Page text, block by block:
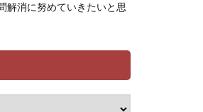
解消に努めていきたいと思